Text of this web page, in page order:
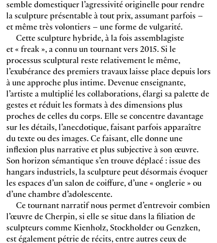
semble domestiquer l’agressivité originelle pour rendre
la sculpture présentable à tout prix, assumant parfois –
et même très volontiers – une forme de vulgarité.
Cette sculpture hybride, à la fois assemblagiste
et « freak », a connu un tournant vers 2015. Si le
processus sculptural reste relativement le même,
l’exubérance des premiers travaux laisse place depuis lors
à une approche plus intime. Devenue enseignante,
l’artiste a multiplié les collaborations, élargi sa palette de
gestes et réduit les formats à des dimensions plus
proches de celles du corps. Elle se concentre davantage
sur les détails, l’anecdotique, faisant parfois apparaître
du texte ou des images. Ce faisant, elle donne une
inflexion plus narrative et plus subjective à son œuvre.
Son horizon sémantique s’en trouve déplacé : issue des
hangars industriels, la sculpture peut désormais évoquer
les espaces d’un salon de coiffure, d’une « onglerie » ou
d’une chambre d’adolescente.
Ce tournant narratif nous permet d’entrevoir combien
l’œuvre de Cherpin, si elle se situe dans la filiation de
sculpteurs comme Kienholz, Stockholder ou Genzken,
est également pétrie de récits, entre autres ceux de